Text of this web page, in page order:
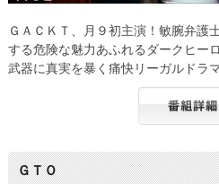
ＧＡＣＫＴ、月９初主演！敏腕弁護
する危険な魅力あふれるダークヒー
武器に真実を暴く痛快リーガルドラマ
ＧＴＯ